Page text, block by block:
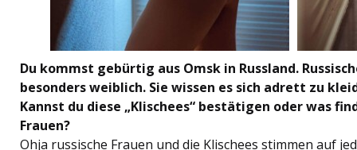
Du kommst gebürtig aus Omsk in Russland.
besonders weiblich. Sie wissen es sich adrett zu
Kannst du diese „Klischees“ bestätigen oder was
Frauen?
Ohja russische Frauen und die Klischees stimmen auf